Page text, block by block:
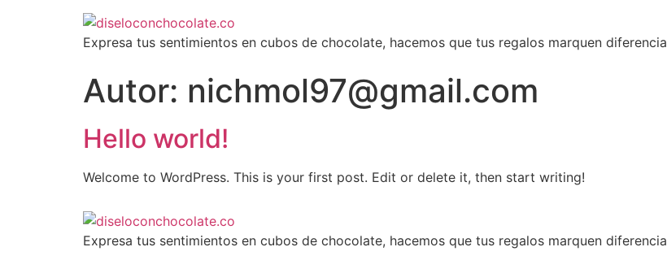
Expresa tus sentimientos en cubos de chocolate, hacemos que tus regalos marquen diferencia
Autor: nichmol97@gmail.com
Hello world!
Welcome to WordPress. This is your first post. Edit or delete it, then start writing!
Expresa tus sentimientos en cubos de chocolate, hacemos que tus regalos marquen diferencia